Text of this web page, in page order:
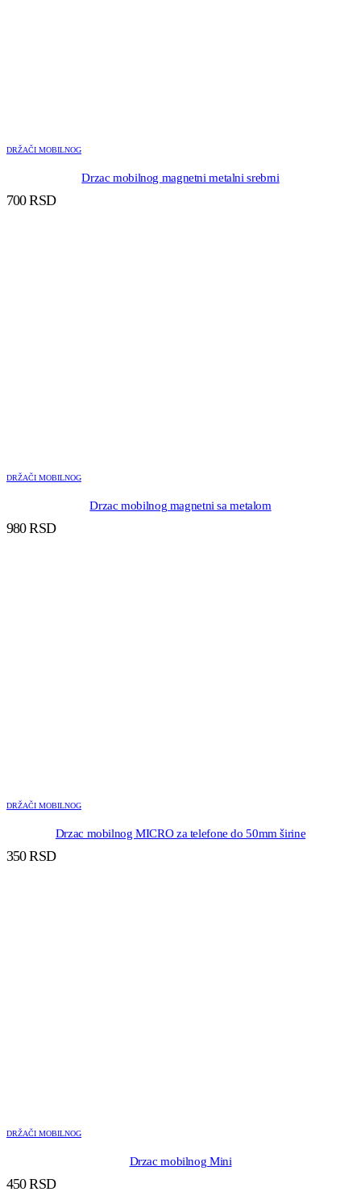
DRŽAČI MOBILNOG
Drzac mobilnog magnetni metalni srebrni
700RSD
DRŽAČI MOBILNOG
Drzac mobilnog magnetni sa metalom
980RSD
DRŽAČI MOBILNOG
Drzac mobilnog MICRO za telefone do 50mm širine
350RSD
DRŽAČI MOBILNOG
Drzac mobilnog Mini
450RSD